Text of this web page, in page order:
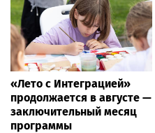
«Лето с Интеграцией»
продолжается в августе —
заключительный месяц
программы